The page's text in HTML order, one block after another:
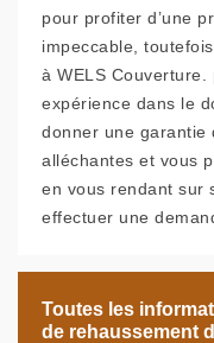
pour profiter d’une
impeccable,
à WELS
expérience dans le
donner une garantie
alléchantes et vous
en vous rendant sur
effectuer une
Toutes les
de rehaussement